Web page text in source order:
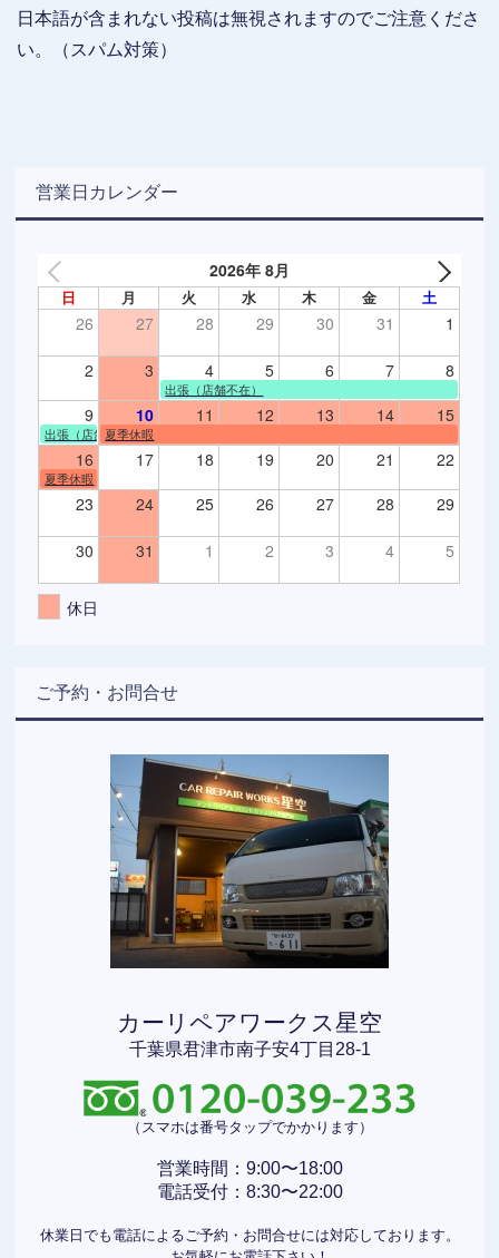
日本語が含まれない投稿は無視されますのでご注意くださ
い。（スパム対策）
営業日カレンダー
2026年 8月
日 月 火 水 木 金 土
26 27 28 29 30 31 1
2 3 4 5 6 7 8
出張（店舗不在）
9 10 11 12 13 14 15
出張（店舗不在）
夏季休暇
16 17 18 19 20 21 22
夏季休暇
23 24 25 26 27 28 29
30 31 1 2 3 4 5
休日
ご予約・お問合せ
カーリペアワークス星空
千葉県君津市南子安4丁目28-1
（スマホは番号タップでかかります）
営業時間：9:00〜18:00
電話受付：8:30〜22:00
休業日でも電話によるご予約・お問合せには対応しております。